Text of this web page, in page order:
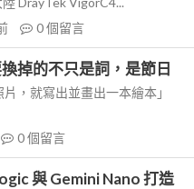
0個留言
掉的不只是詞，是節日
，就寫出並畫出一本繪本」
0個留言
與 Gemini Nano 打造